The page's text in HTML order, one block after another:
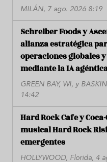
MILÁN, 7 ago. 2026 8:19
Schreiber Foods y
alianza estratégica
operaciones globales
mediante la IA
GREEN BAY, WI, y
14:42
Hard Rock Cafe y
musical Hard Rock
emergentes
HOLLYWOOD, Florida, 4